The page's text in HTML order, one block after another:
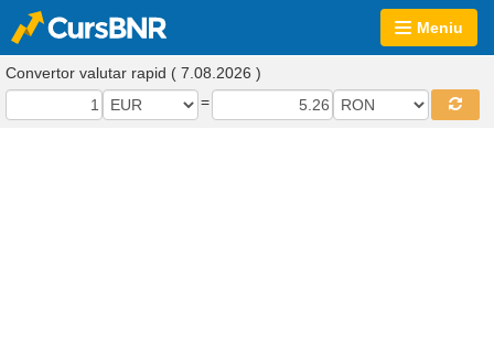
Meniu
Convertor valutar rapid ( 7.08.2026 )
=